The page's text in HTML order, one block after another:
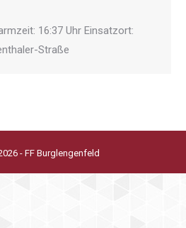
16:37 Uhr Einsatzort:
Straße
- FF Burglengenfeld